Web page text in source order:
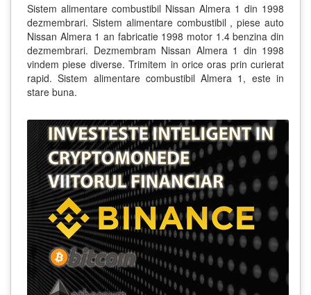
Sistem alimentare combustibil Nissan Almera 1 din 1998
dezmembrari. Sistem alimentare combustibil , piese auto
Nissan Almera 1 an fabricatie 1998 motor 1.4 benzina din
dezmembrari. Dezmembram Nissan Almera 1 din 1998
vindem piese diverse. Trimitem in orice oras prin curierat
rapid. Sistem alimentare combustibil Almera 1, este in
stare buna.